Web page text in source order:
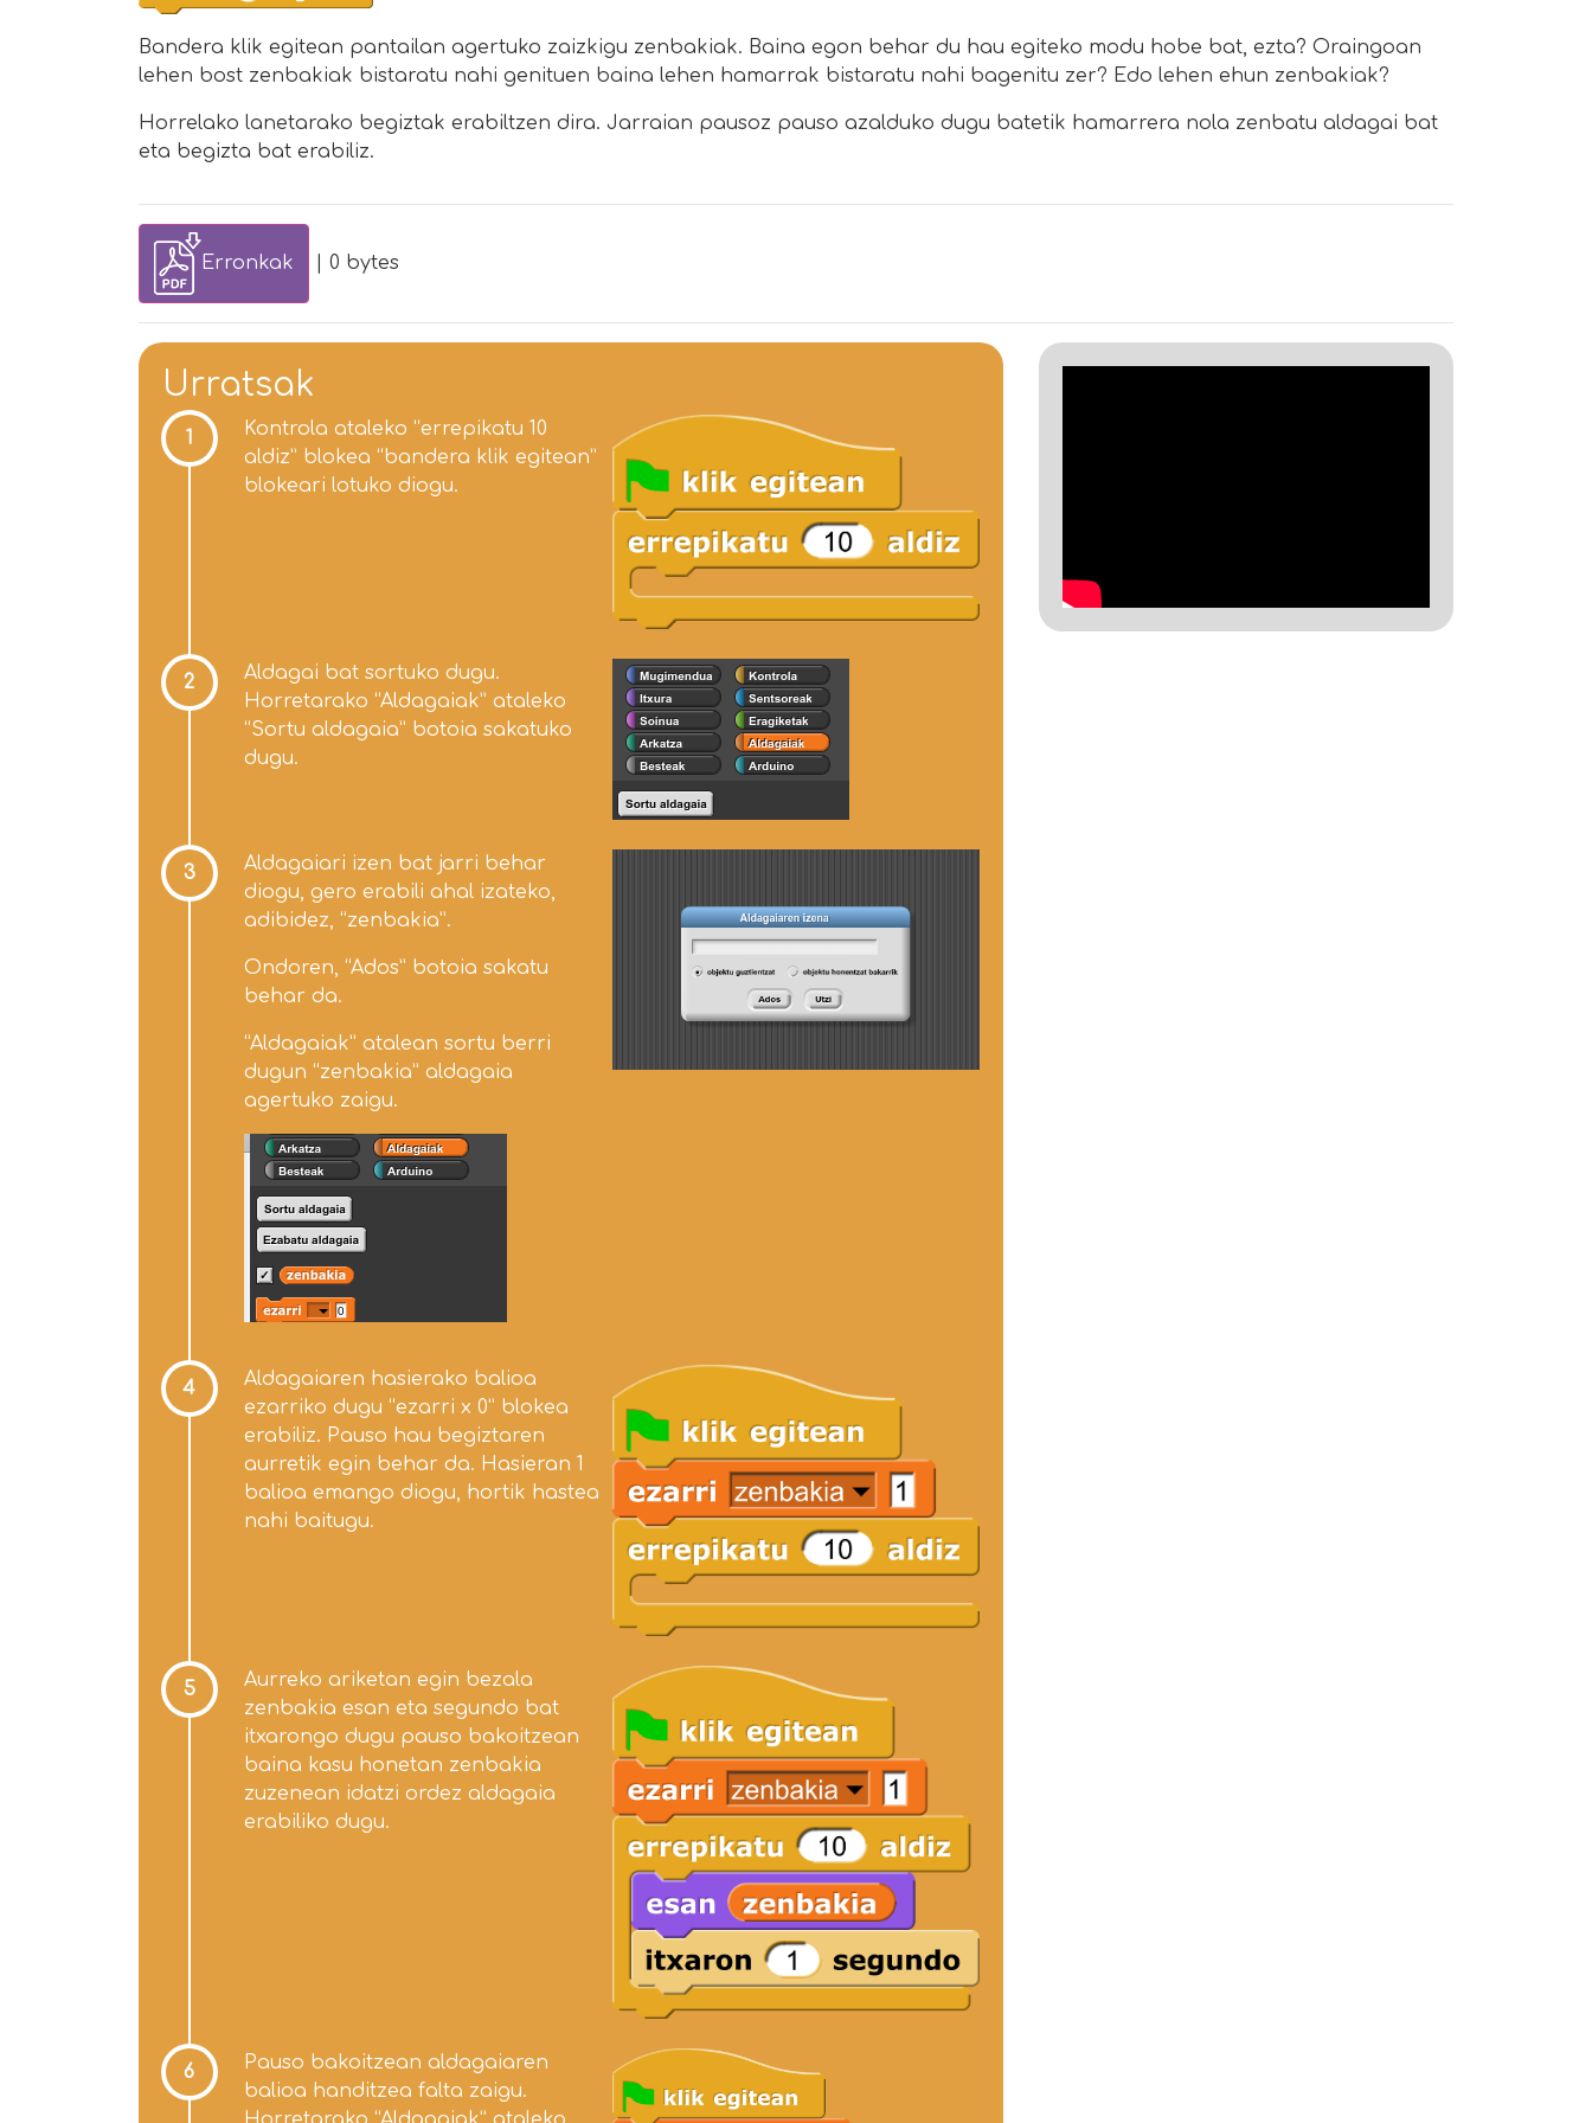
Bandera klik egitean pantailan agertuko zaizkigu zenbakiak. Baina egon behar du hau egiteko modu hobe bat, ezta? Oraingoan
lehen bost zenbakiak bistaratu nahi genituen baina lehen hamarrak bistaratu nahi bagenitu zer? Edo lehen ehun zenbakiak?
Horrelako lanetarako begiztak erabiltzen dira. Jarraian pausoz pauso azalduko dugu batetik hamarrera nola zenbatu aldagai bat
eta begizta bat erabiliz.
Erronkak | 0 bytes
Urratsak
1
Kontrola ataleko “errepikatu 10
aldiz” blokea “bandera klik egitean”
blokeari lotuko diogu.
2
Aldagai bat sortuko dugu.
Horretarako “Aldagaiak” ataleko
“Sortu aldagaia” botoia sakatuko
dugu.
3
Aldagaiari izen bat jarri behar
diogu, gero erabili ahal izateko,
adibidez, “zenbakia”.
Ondoren, “Ados” botoia sakatu
behar da.
“Aldagaiak” atalean sortu berri
dugun “zenbakia” aldagaia
agertuko zaigu.
4
Aldagaiaren hasierako balioa
ezarriko dugu “ezarri x 0” blokea
erabiliz. Pauso hau begiztaren
aurretik egin behar da. Hasieran 1
balioa emango diogu, hortik hastea
nahi baitugu.
5
Aurreko ariketan egin bezala
zenbakia esan eta segundo bat
itxarongo dugu pauso bakoitzean
baina kasu honetan zenbakia
zuzenean idatzi ordez aldagaia
erabiliko dugu.
6
Pauso bakoitzean aldagaiaren
balioa handitzea falta zaigu.